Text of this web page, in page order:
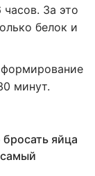
За это
белок и
минут.
яйца
самый